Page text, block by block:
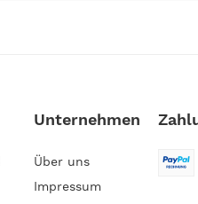
Unternehmen
Über uns
Impressum